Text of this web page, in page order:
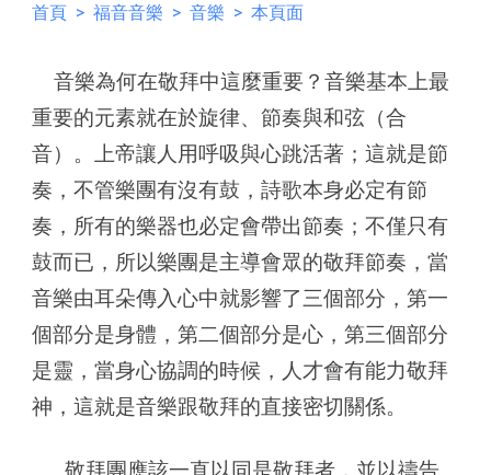
首頁 >福音音樂 >音樂 > 本頁面
音樂為何在敬拜中這麼重要？音樂基本上最
重要的元素就在於旋律、節奏與和弦（合
音）。上帝讓人用呼吸與心跳活著；這就是節
奏，不管樂團有沒有鼓，詩歌本身必定有節
奏，所有的樂器也必定會帶出節奏；不僅只有
鼓而已，所以樂團是主導會眾的敬拜節奏，當
音樂由耳朵傳入心中就影響了三個部分，第一
個部分是身體，第二個部分是心，第三個部分
是靈，當身心協調的時候，人才會有能力敬拜
神，這就是音樂跟敬拜的直接密切關係。